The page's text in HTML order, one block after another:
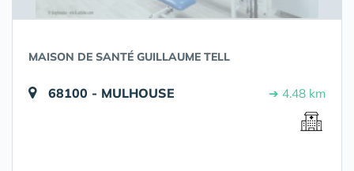
MAISON DE SANTÉ GUILLAUME TELL
68100 - MULHOUSE ➔ 4.48 km